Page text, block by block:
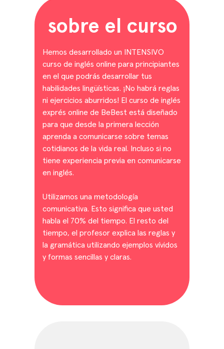
sobre el curso
Hemos desarrollado un INTENSIVO
curso de inglés online para principiantes
en el que podrás desarrollar tus
habilidades lingüísticas. ¡No habrá reglas
ni ejercicios aburridos! El curso de inglés
exprés online de BeBest está diseñado
para que desde la primera lección
aprenda a comunicarse sobre temas
cotidianos de la vida real. Incluso si no
tiene experiencia previa en comunicarse
en inglés.
Utilizamos una metodología
comunicativa. Esto significa que usted
habla el 70% del tiempo. El resto del
tiempo, el profesor explica las reglas y
la gramática utilizando ejemplos vívidos
y formas sencillas y claras.